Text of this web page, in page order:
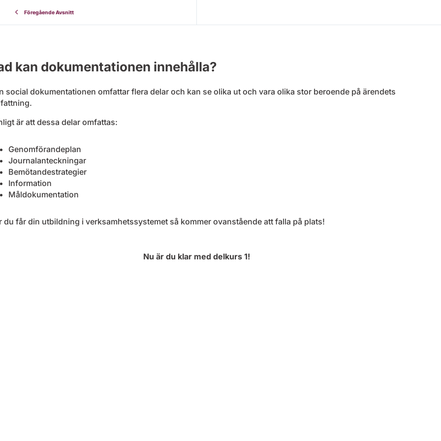
Föregående Avsnitt
kan dokumentationen innehålla?
social dokumentationen omfattar flera delar och kan se olika ut och vara olika stor beroende på ärendets
är att dessa delar omfattas:
Genomförandeplan
Journalanteckningar
Bemötandestrategier
Information
Måldokumentation
du får din utbildning i verksamhetssystemet så kommer ovanstående att falla på plats!
Nu är du klar med delkurs 1!